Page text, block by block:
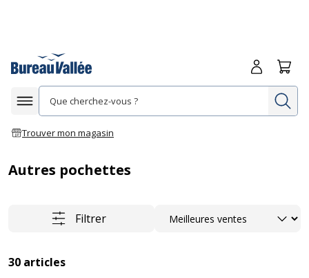
Afficher la navigation
Trouver mon magasin
Me
Autres pochettes
Filtrer Trier
30 articles